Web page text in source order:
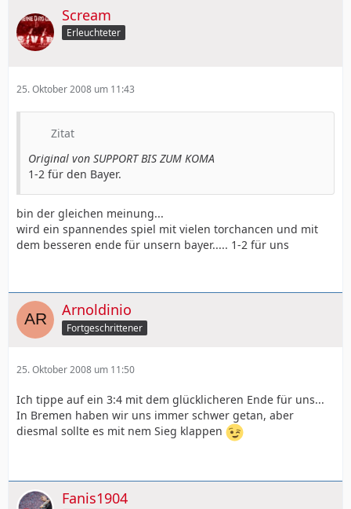
Scream
Erleuchteter
25. Oktober 2008 um 11:43
Zitat
Original von SUPPORT BIS ZUM KOMA
1-2 für den Bayer.
bin der gleichen meinung...
wird ein spannendes spiel mit vielen torchancen und mit
dem besseren ende für unsern bayer..... 1-2 für uns
Arnoldinio
Fortgeschrittener
25. Oktober 2008 um 11:50
Ich tippe auf ein 3:4 mit dem glücklicheren Ende für uns...
In Bremen haben wir uns immer schwer getan, aber
diesmal sollte es mit nem Sieg klappen
Fanis1904